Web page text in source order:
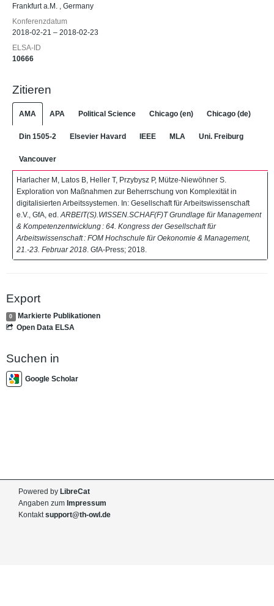
Frankfurt a.M. , Germany
Konferenzdatum
2018-02-21 – 2018-02-23
ELSA-ID
10666
Zitieren
AMA APA Political Science Chicago (en) Chicago (de)
Din 1505-2 Elsevier Havard IEEE MLA Uni. Freiburg
Vancouver
Harlacher M, Latos B, Heller T, Przybysz P, Mütze-Niewöhner S.
Exploration von Maßnahmen zur Beherrschung von Komplexität in
digitalisierten Arbeitssystemen. In: Gesellschaft für Arbeitswissenschaft
e.V., GfA, ed. ARBEIT(S).WISSEN.SCHAF(F)T Grundlage für Management
& Kompetenzentwicklung : 64. Kongress der Gesellschaft für
Arbeitswissenschaft : FOM Hochschule für Oekonomie & Management,
21.-23. Februar 2018 . GfA-Press; 2018.
Export
0
Markierte Publikationen
Open Data ELSA
Suchen in
Google Scholar
Powered by LibreCat
Angaben zum Impressum
Kontaktsupport@th-owl.de